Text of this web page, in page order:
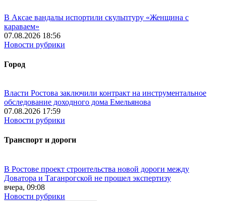
В Аксае вандалы испортили скульптуру «Женщина с
караваем»
07.08.2026 18:56
Новости рубрики
Город
Власти Ростова заключили контракт на инструментальное
обследование доходного дома Емельянова
07.08.2026 17:59
Новости рубрики
Транспорт и дороги
В Ростове проект строительства новой дороги между
Доватора и Таганрогской не прошел экспертизу
вчера, 09:08
Новости рубрики